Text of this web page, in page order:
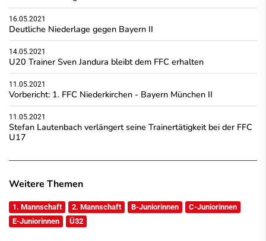
16.05.2021
Deutliche Niederlage gegen Bayern II
14.05.2021
U20 Trainer Sven Jandura bleibt dem FFC erhalten
11.05.2021
Vorbericht: 1. FFC Niederkirchen - Bayern München II
11.05.2021
Stefan Lautenbach verlängert seine Trainertätigkeit bei der FFC
U17
Weitere Themen
1. Mannschaft 2. Mannschaft B-Juniorinnen
C-Juniorinnen
E-Juniorinnen
Ü32